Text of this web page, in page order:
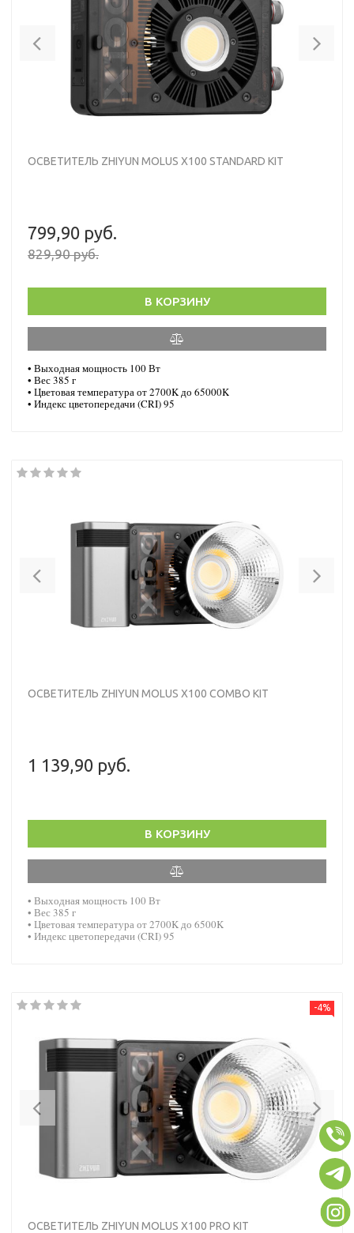
Previous
ОСВЕТИТЕЛЬ ZHIYUN MOLUS X100 STANDARD KIT
799,90 руб.
829,90 руб.
В КОРЗИНУ
• Выходная мощность 100 Вт
• Вес 385 г
• Цветовая температура от 2700K до 65000K
• Индекс цветопередачи (CRI) 95
ОСВЕТИТЕЛЬ ZHIYUN MOLUS X100 COMBO KIT
1 139,90 руб.
В КОРЗИНУ
• Выходная мощность 100 Вт
• Вес 385 г
• Цветовая температура от 2700K до 6500K
• Индекс цветопередачи (CRI) 95
-4%
ОСВЕТИТЕЛЬ ZHIYUN MOLUS X100 PRO KIT